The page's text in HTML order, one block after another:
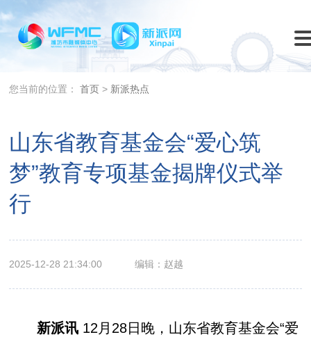
您当前的位置：首页 > 新派热点
山东省教育基金会“爱心筑
梦”教育专项基金揭牌仪式举
行
2025-12-28 21:34:00 编辑：赵越
新派讯 12月28日晚，山东省教育基金会“爱